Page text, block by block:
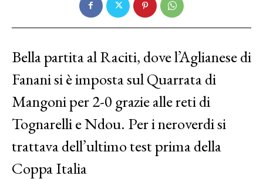
Bella partita al Raciti, dove l’Aglianese di
Fanani si è imposta sul Quarrata di
Mangoni per 2-0 grazie alle reti di
Tognarelli e Ndou. Per i neroverdi si
trattava dell’ultimo test prima della
Coppa Italia